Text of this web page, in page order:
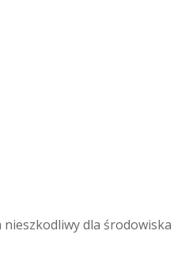
dla środowiska